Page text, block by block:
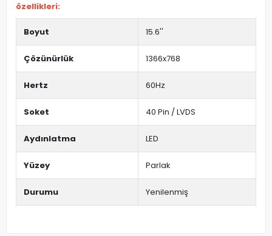
özellikleri:
Boyut 15.6''
Çözünürlük 1366x768
Hertz 60Hz
Soket 40 Pin / LVDS
Aydınlatma LED
Yüzey Parlak
Durumu Yenilenmiş